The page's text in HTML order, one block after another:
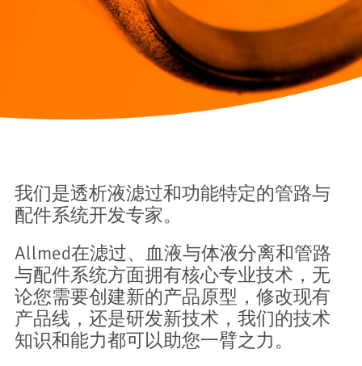
我们是透析液滤过和功能特定的管路与
配件系统开发专家。
Allmed在滤过、血液与体液分离和管路
与配件系统方面拥有核心专业技术，无
论您需要创建新的产品原型，修改现有
产品线，还是研发新技术，我们的技术
知识和能力都可以助您一臂之力。